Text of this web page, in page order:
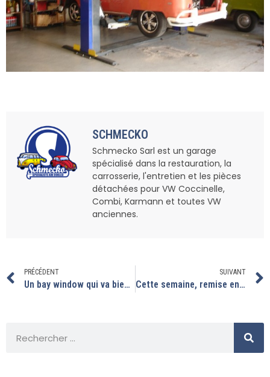
SCHMECKO
Schmecko Sarl est un garage
spécialisé dans la restauration, la
carrosserie, l'entretien et les pièces
détachées pour VW Coccinelle,
Combi, Karmann et toutes VW
anciennes.
PRÉCÉDENT
Un bay window qui va bientôt reprendre du service
SUIVANT
Cette semaine, remise en route T2, assemblage moteur perfo, révision sur coccinelle